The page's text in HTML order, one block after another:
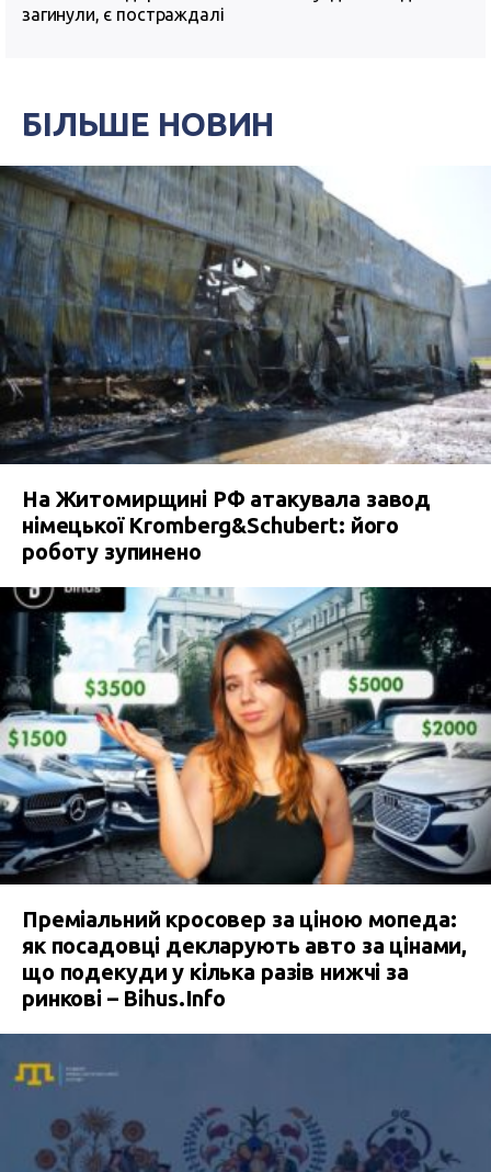
загинули, є постраждалі
БІЛЬШЕ НОВИН
На Житомирщині РФ атакувала завод
німецької Kromberg&Schubert: його
роботу зупинено
Преміальний кросовер за ціною мопеда:
як посадовці декларують авто за цінами,
що подекуди у кілька разів нижчі за
ринкові – Bihus.Info